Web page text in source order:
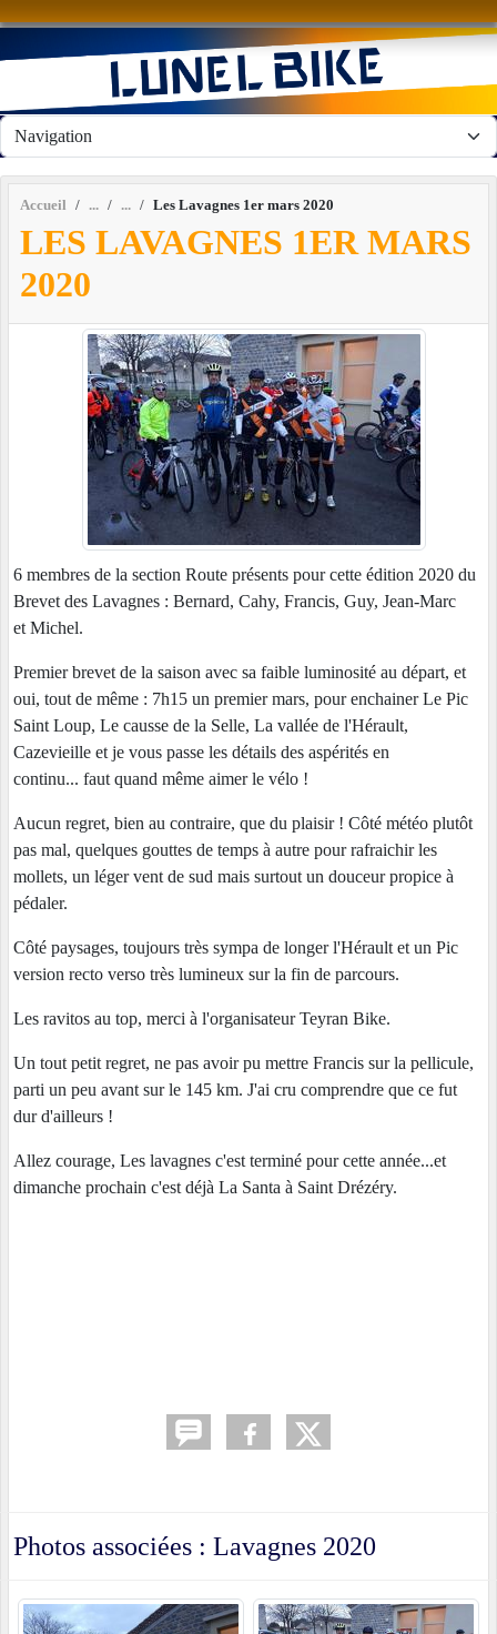
Accueil Les Lavagnes 1er mars 2020
LES LAVAGNES 1ER MARS
2020
6 membres de la section Route présents pour cette édition 2020 du
Brevet des Lavagnes : Bernard, Cahy, Francis, Guy, Jean-Marc
et Michel.
Premier brevet de la saison avec sa faible luminosité au départ, et
oui, tout de même : 7h15 un premier mars, pour enchainer Le Pic
Saint Loup, Le causse de la Selle, La vallée de l'Hérault,
Cazevieille et je vous passe les détails des aspérités en
continu... faut quand même aimer le vélo !
Aucun regret, bien au contraire, que du plaisir ! Côté météo plutôt
pas mal, quelques gouttes de temps à autre pour rafraichir les
mollets, un léger vent de sud mais surtout un douceur propice à
pédaler.
Côté paysages, toujours très sympa de longer l'Hérault et un Pic
version recto verso très lumineux sur la fin de parcours.
Les ravitos au top, merci à l'organisateur Teyran Bike.
Un tout petit regret, ne pas avoir pu mettre Francis sur la pellicule,
parti un peu avant sur le 145 km. J'ai cru comprendre que ce fut
dur d'ailleurs !
Allez courage, Les lavagnes c'est terminé pour cette année...et
dimanche prochain c'est déjà La Santa à Saint Drézéry.
Photos associées : Lavagnes 2020